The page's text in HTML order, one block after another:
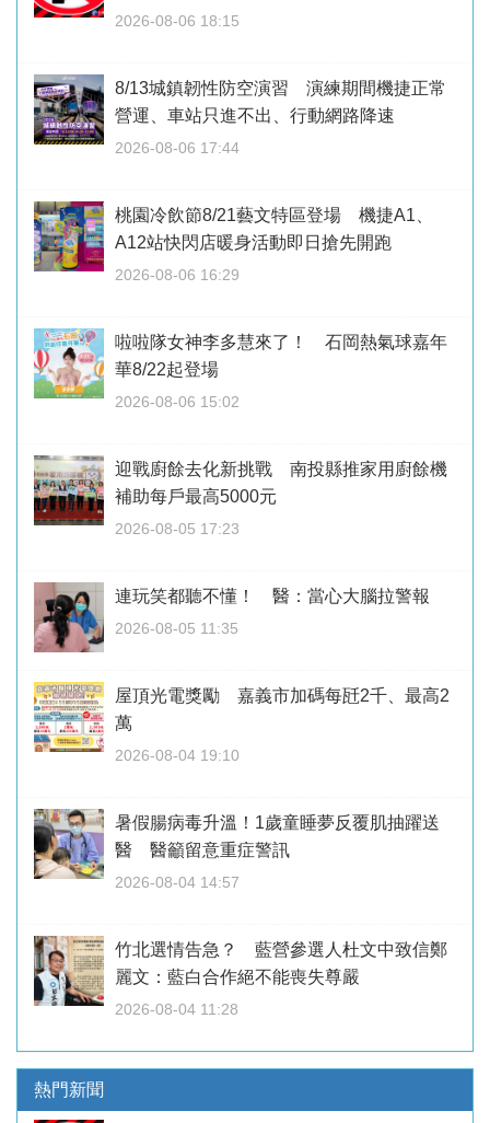
2026-08-06 18:15
8/13城鎮韌性防空演習 演練期間機捷正常
營運、車站只進不出、行動網路降速
2026-08-06 17:44
桃園冷飲節8/21藝文特區登場 機捷A1、
A12站快閃店暖身活動即日搶先開跑
2026-08-06 16:29
啦啦隊女神李多慧來了！ 石岡熱氣球嘉年
華8/22起登場
2026-08-06 15:02
迎戰廚餘去化新挑戰 南投縣推家用廚餘機
補助每戶最高5000元
2026-08-05 17:23
連玩笑都聽不懂！ 醫：當心大腦拉警報
2026-08-05 11:35
屋頂光電獎勵 嘉義市加碼每瓩2千、最高2
萬
2026-08-04 19:10
暑假腸病毒升溫！1歲童睡夢反覆肌抽躍送
醫 醫籲留意重症警訊
2026-08-04 14:57
竹北選情告急？ 藍營參選人杜文中致信鄭
麗文：藍白合作絕不能喪失尊嚴
2026-08-04 11:28
熱門新聞